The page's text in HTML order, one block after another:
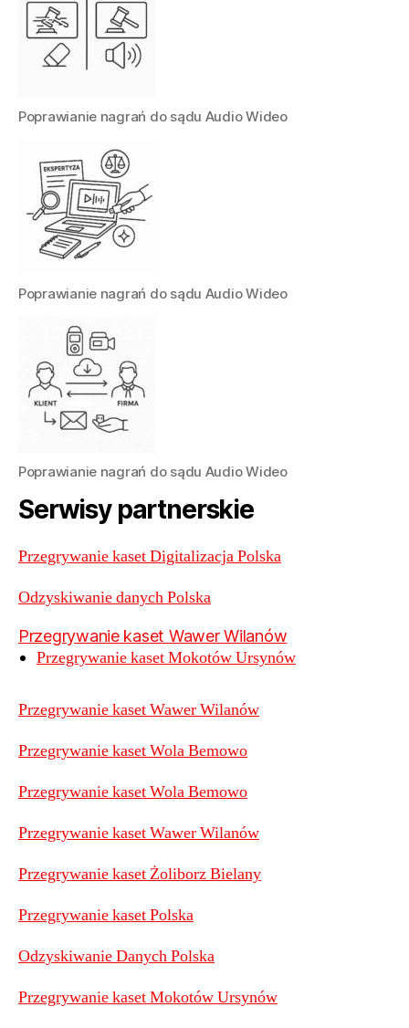
Poprawianie nagrań do sądu Audio Wideo
Poprawianie nagrań do sądu Audio Wideo
Poprawianie nagrań do sądu Audio Wideo
Serwisy partnerskie
Przegrywanie kaset Digitalizacja Polska
Odzyskiwanie danych Polska
Przegrywanie kaset Wawer Wilanów
Przegrywanie kaset Mokotów Ursynów
Przegrywanie kaset Wawer Wilanów
Przegrywanie kaset Wola Bemowo
Przegrywanie kaset Wola Bemowo
Przegrywanie kaset Wawer Wilanów
Przegrywanie kaset Żoliborz Bielany
Przegrywanie kaset Polska
Odzyskiwanie Danych Polska
Przegrywanie kaset Mokotów Ursynów